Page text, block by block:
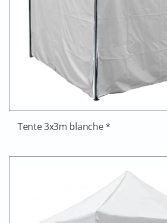
Tente 3x3m blanche *